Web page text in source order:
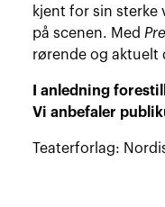
kjent for sin sterke
på scenen. Med
rørende og aktuelt
I anledning
Vi anbefaler
Teaterforlag: